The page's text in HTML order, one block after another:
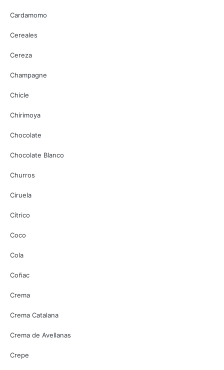
Cardamomo
Cereales
Cereza
Champagne
Chicle
Chirimoya
Chocolate
Chocolate Blanco
Churros
Ciruela
Cítrico
Coco
Cola
Coñac
Crema
Crema Catalana
Crema de Avellanas
Crepe